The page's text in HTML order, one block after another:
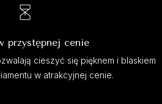
przystępnej cenie
cieszyć się pięknem i blaskiem
w atrakcyjnej cenie.